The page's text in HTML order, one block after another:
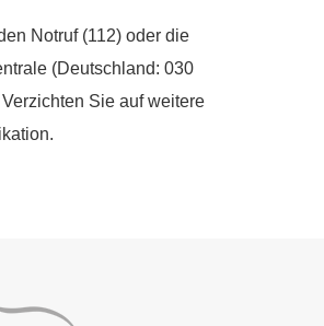
Notruf (112) oder die
(Deutschland: 030
Sie auf weitere